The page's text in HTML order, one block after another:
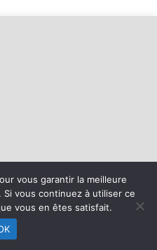
Athletic Club | Site internet
par
LÉGALES
vous garantir la meilleure
vous continuez à utiliser ce
vous en êtes satisfait.